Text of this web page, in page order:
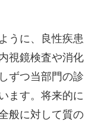
うに、良性疾患
視鏡検査や消化
ずつ当部門の診
ます。将来的に
般に対して質の